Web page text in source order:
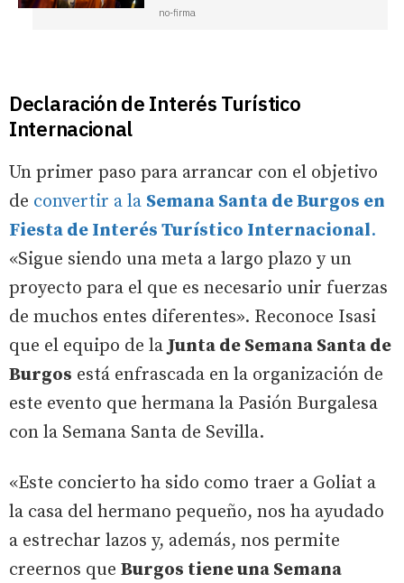
no-firma
Declaración de Interés Turístico
Internacional
Un primer paso para arrancar con el objetivo
de convertir a la Semana Santa de Burgos en
Fiesta de Interés Turístico Internacional.
«Sigue siendo una meta a largo plazo y un
proyecto para el que es necesario unir fuerzas
de muchos entes diferentes». Reconoce Isasi
que el equipo de la Junta de Semana Santa de
Burgos está enfrascada en la organización de
este evento que hermana la Pasión Burgalesa
con la Semana Santa de Sevilla.
«Este concierto ha sido como traer a Goliat a
la casa del hermano pequeño, nos ha ayudado
a estrechar lazos y, además, nos permite
creernos que Burgos tiene una Semana